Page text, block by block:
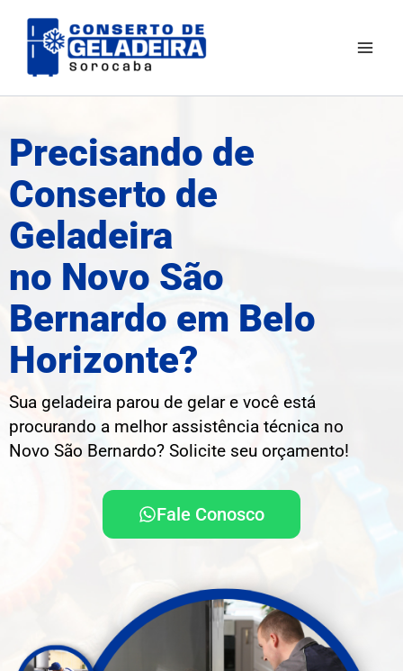
para
Precisando de
Conserto de
Geladeira
no Novo São
Bernardo em Belo
Horizonte?
Sua geladeira parou de gelar e você está
procurando a melhor assistência técnica no
Novo São Bernardo? Solicite seu orçamento!
Fale Conosco